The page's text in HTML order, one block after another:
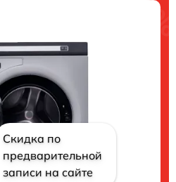
Скидка по
предварительной
записи на сайте